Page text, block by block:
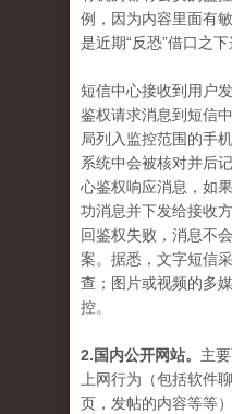
例，因为内容里面有
是近期“反恐”借口之
短信中心接收到用户
鉴权请求消息到短信
局列入监控范围的手
系统中会被核对并后
心鉴权响应消息，如
功消息并下发给接收
回鉴权失败，消息不
案。据悉，文字短信
查；图片或视频的多
控。
2.国内公开网站。 主
上网行为（包括软件
页，发帖的内容等等